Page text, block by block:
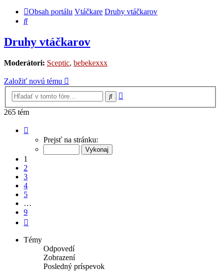
Obsah portálu Vtáčkare Druhy vtáčkarov
Hľadať
Druhy vtáčkarov
Moderátori: Sceptic, bebekexxx
Založiť novú tému
Hľadať
265 tém
Prejsť na stránku:
1
2
3
4
5
…
9
Témy
Odpovedí
Zobrazení
Posledný príspevok